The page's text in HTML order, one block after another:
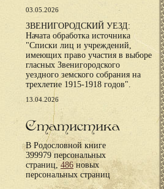
03.05.2026
ЗВЕНИГОРОДСКИЙ УЕЗД:
Начата обработка источника
"Списки лиц и учреждений,
имеющих право участия в выборе
гласных Звенигородского
уездного земского собрания на
трехлетие 1915-1918 годов".
13.04.2026
Статистика
В Родословной книге
399979 персональных
страниц,486новых
персональных страниц